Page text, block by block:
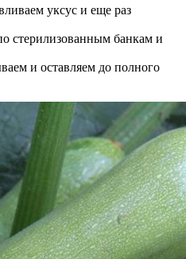
уксус и еще раз
стерилизованным банкам и
и оставляем до полного